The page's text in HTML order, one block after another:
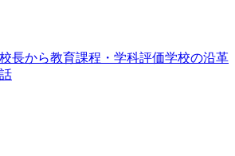
校長から教育課程・学科評価学校の沿革